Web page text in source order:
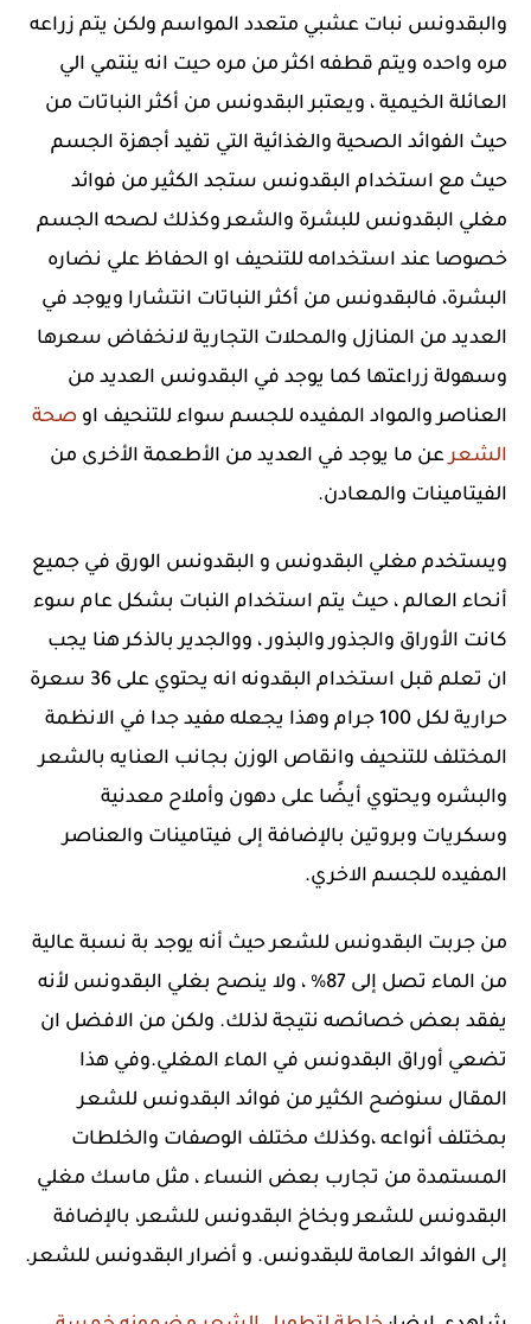
والبقدونس نبات عشبي متعدد المواسم ولكن يتم زراعه
مره واحده ويتم قطفه اكثر من مره حيت انه ينتمي الي
العائلة الخيمية ، ويعتبر البقدونس من أكثر النباتات من
حيث الفوائد الصحية والغذائية التي تفيد أجهزة الجسم
حيث مع استخدام البقدونس ستجد الكثير من فوائد
مغلي البقدونس للبشرة والشعر وكذلك لصحه الجسم
خصوصا عند استخدامه للتنحيف او الحفاظ علي نضاره
البشرة، فالبقدونس من أكثر النباتات انتشارا ويوجد في
العديد من المنازل والمحلات التجارية لانخفاض سعرها
وسهولة زراعتها كما يوجد في البقدونس العديد من
العناصر والمواد المفيده للجسم سواء للتنحيف او صحة
الشعرعن ما يوجد في العديد من الأطعمة الأخرى من
الفيتامينات والمعادن.
ويستخدم مغلي البقدونس و البقدونس الورق في جميع
أنحاء العالم ، حيث يتم استخدام النبات بشكل عام سوء
كانت الأوراق والجذور والبذور ، ووالجدير بالذكر هنا يجب
ان تعلم قبل استخدام البقدونه انه يحتوي على 36 سعرة
حرارية لكل 100 جرام وهذا يجعله مفيد جدا في الانظمة
المختلف للتنحيف وانقاص الوزن بجانب العنايه بالشعر
والبشره ويحتوي أيضًا على دهون وأملاح معدنية
وسكريات وبروتين بالإضافة إلى فيتامينات والعناصر
المفيده للجسم الاخري.
من جربت البقدونس للشعرحيث أنه يوجد بة نسبة عالية
من الماء تصل إلى 87% ، ولا ينصح بغلي البقدونس لأنه
يفقد بعض خصائصه نتيجة لذلك. ولكن من الافضل ان
تضعي أوراق البقدونس في الماء المغلي.وفي هذا
المقال سنوضح الكثير من فوائد البقدونس للشعر
بمختلف أنواعه ،وكذلك مختلف الوصفات والخلطات
المستمدة من تجارب بعض النساء ، مثل ماسك مغلي
البقدونس للشعر وبخاخ البقدونس للشعر، بالإضافة
إلى الفوائد العامة للبقدونس. و أضرار البقدونس للشعر.